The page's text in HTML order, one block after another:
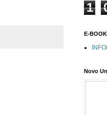
1
E-
Novo